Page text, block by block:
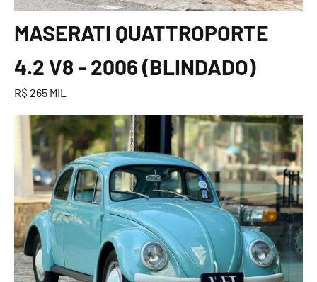
MASERATI QUATTROPORTE
4.2 V8 - 2006 (BLINDADO)
R$ 265 MIL